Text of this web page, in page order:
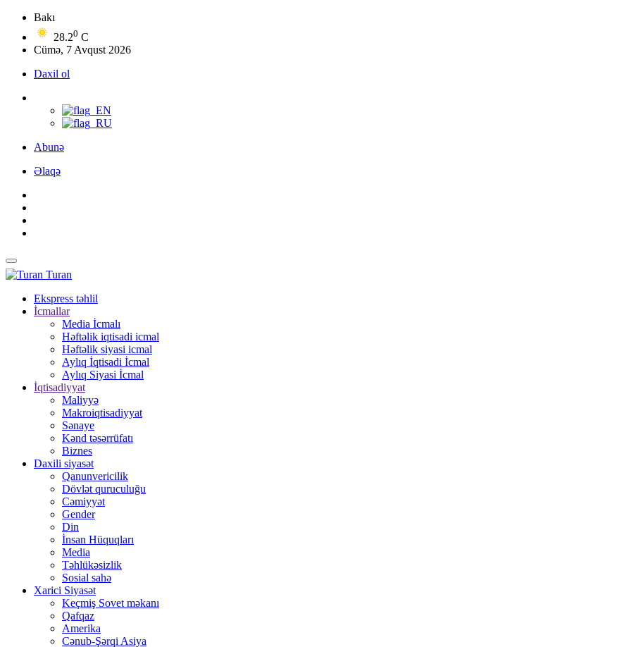
Bakı
28.20 C
Cümə, 7 Avqust 2026
Daxil ol
Abunə
Əlaqə
Turan
Ekspress təhlil
İcmallar
Media İcmalı
Həftəlik iqtisadi icmal
Həftəlik siyasi icmal
Aylıq İqtisadi İcmal
Aylıq Siyasi İcmal
İqtisadiyyat
Maliyyə
Makroiqtisadiyyat
Sənaye
Kənd təsərrüfatı
Biznes
Daxili siyasət
Qanunvericilik
Dövlət quruculuğu
Cəmiyyət
Gender
Din
İnsan Hüquqları
Media
Təhlükəsizlik
Sosial sahə
Xarici Siyasət
Keçmiş Sovet məkanı
Qafqaz
Amerika
Cənub-Şərqi Asiya